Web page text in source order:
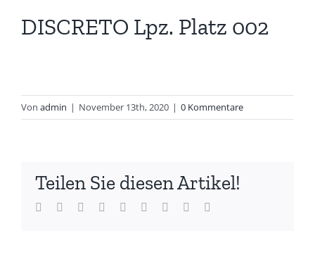
DISCRETO Lpz. Platz 002
Von admin | November 13th, 2020 | 0 Kommentare
Teilen Sie diesen Artikel!
Facebook
TwitterLinkedIn
Reddit Whatsapp
TumblrPinterest